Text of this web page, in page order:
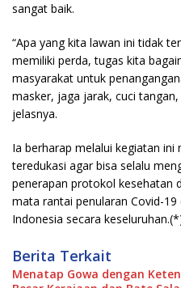
sangat baik.
“Apa yang kita lawan ini tidak
memiliki perda, tugas kita
masyarakat untuk
masker, jaga jarak, cuci
jelasnya.
Ia berharap melalui kegiatan ini
teredukasi agar bisa selalu
penerapan protokol kesehatan
mata rantai penularan Covid-
Indonesia secara
Berita Terkait
Menatap Gowa dengan